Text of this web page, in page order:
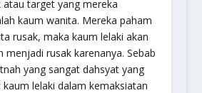
atau target yang mereka
kaum wanita. Mereka paham
rusak, maka kaum lelaki akan
menjadi rusak karenanya. Sebab
yang sangat dahsyat yang
lelaki dalam kemaksiatan